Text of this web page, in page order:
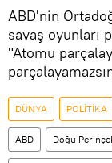
ABD'nin
savaş oyunları
"Atomu
DÜNYA POLİTİKA
ABD Doğu